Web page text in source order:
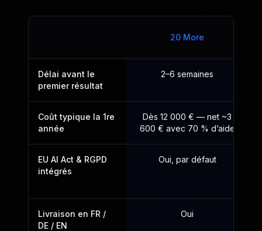
20 More
Délai avant le
premier résultat
2–6 semaines
Coût typique la 1re
année
Dès 12 000 € — net ~3
600 € avec 70 % d’aide
EU AI Act & RGPD
intégrés
Oui, par défaut
Livraison en FR /
DE / EN
Oui